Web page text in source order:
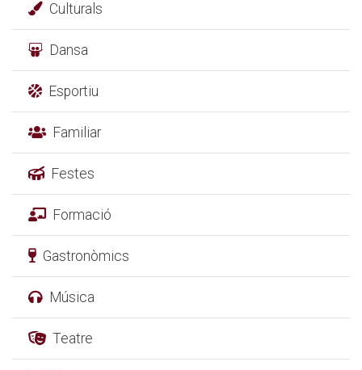
Culturals
Dansa
Esportiu
Familiar
Festes
Formació
Gastronòmics
Música
Teatre